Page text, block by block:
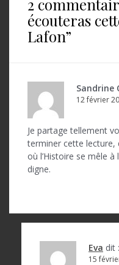
a
2
écouteras
Lafon”
Sandrine
12 février
Je partage tellement
terminer cette lecture,
où l’Histoire se mêle
digne.
Eva dit :
15